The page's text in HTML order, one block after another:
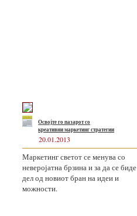
Освојте го пазарот со
креативни маркетинг стратегии
20.01.2013
Маркетинг светот се менува со
неверојатна брзина и за да се биде
дел од новиот бран на идеи и
можности.